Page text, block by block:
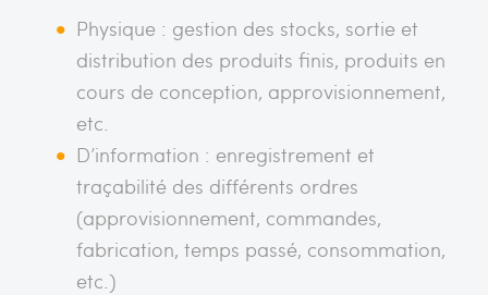
Physique : gestion des stocks, sortie et
distribution des produits finis, produits en
cours de conception, approvisionnement,
etc.
D’information : enregistrement et
traçabilité des différents ordres
(approvisionnement, commandes,
fabrication, temps passé, consommation,
etc.)